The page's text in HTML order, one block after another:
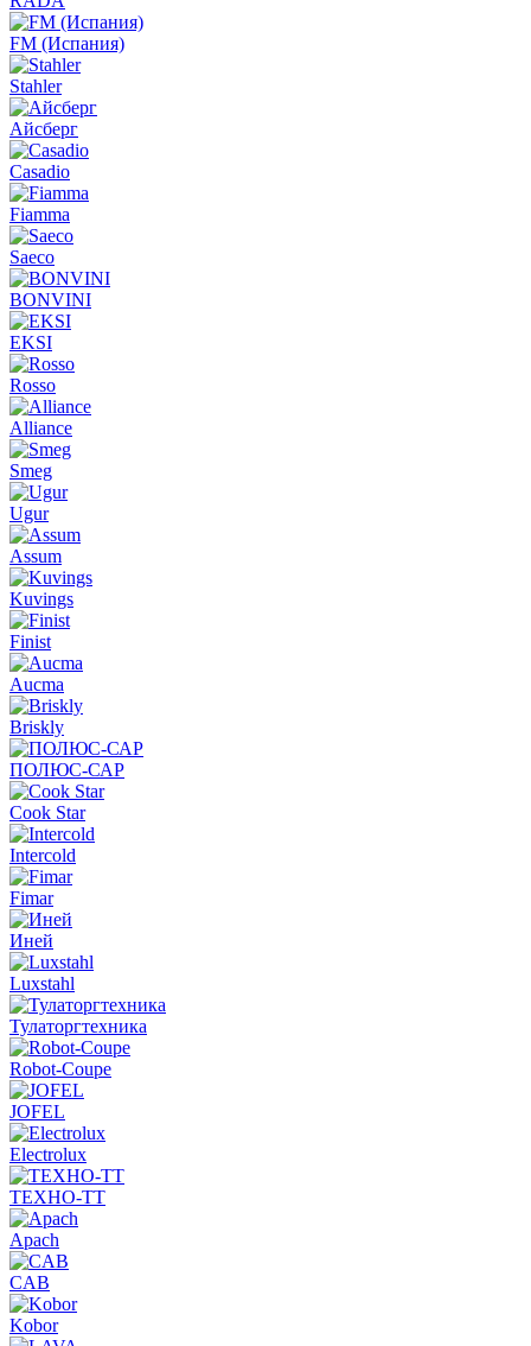
FM (Испания)
Stahler
Айсберг
Casadio
Fiamma
Saeco
BONVINI
EKSI
Rosso
Alliance
Smeg
Ugur
Assum
Kuvings
Finist
Aucma
Briskly
ПОЛЮС-САР
Cook Star
Intercold
Fimar
Иней
Luxstahl
Тулаторгтехника
Robot-Coupe
JOFEL
Electrolux
ТЕХНО-ТТ
Apach
CAB
Kobor